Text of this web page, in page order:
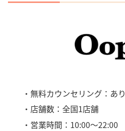
・無料カウンセリング：あり
・店舗数：全国1店舗
・営業時間：10:00～22:00